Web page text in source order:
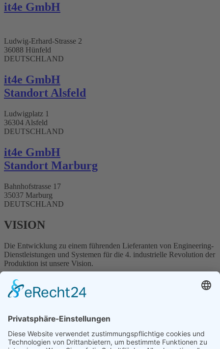
it4e GmbH
Ludwig-Erhard-Strasse 2
36088 Hünfeld
DEUTSCHLAND
it4e GmbH
Standort Alsfeld
Ludwigplatz 1
36304 Alsfeld
DEUTSCHLAND
it4e GmbH
Standort Marburg
Bahnhofstrasse 17
35037 Marburg
DEUTSCHLAND
VISION
Die Entwicklung zu einem führenden Lieferanten von Engineering-
Dienstleistungen und Systemen für die 4. industrielle Revolution der
Produktion ist unsere Vision.
ÜBER UNS
Maschinenbau- und Verpackungsindustrie ist es unser Ziel, die
Weiterentwicklung von flexiblen und intelligenten
Produktionsanlagen erfolgreich voranzutreiben.“